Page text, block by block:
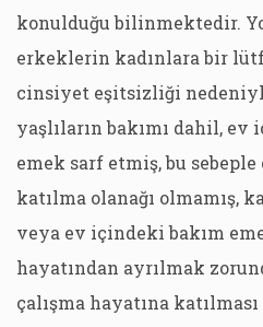
konulduğu bilinmektedir.
erkeklerin kadınlara bir
cinsiyet eşitsizliği
yaşlıların bakımı dahil,
emek sarf etmiş, bu
katılma olanağı olmamış,
veya ev içindeki bakım
hayatından ayrılmak
çalışma hayatına